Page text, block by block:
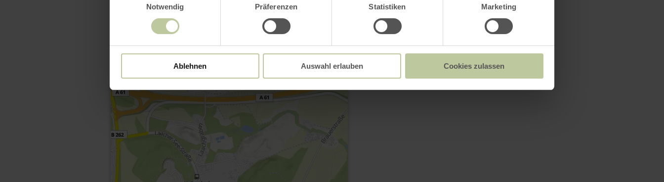
Notwendig
Präferenzen Statistiken Marketing
Ablehnen Auswahl erlauben Cookies zulassen
Contact